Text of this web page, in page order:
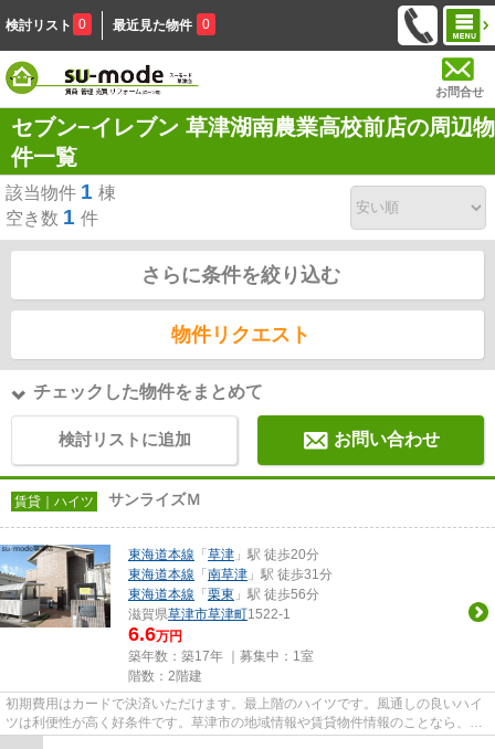
検討リスト 0 最近見た物件 0
お問合せ
セブン−イレブン 草津湖南農業高校前店の周辺物
件一覧
該当物件 1 棟
空き数 1 件
さらに条件を絞り込む
物件リクエスト
チェックした物件をまとめて
検討リストに追加 お問い合わせ
賃貸｜ハイツ サンライズＭ
東海道本線 「 草津 」駅 徒歩20分
東海道本線 「 南草津 」駅 徒歩31分
東海道本線 「 栗東 」駅 徒歩56分
滋賀県草津市草津町1522-1
6.6万円
築年数：築17年 ｜募集中： 1室
階数：2階建
初期費用はカードで決済いただけます。最上階のハイツです。風通しの良いハイ
ツは利便性が高く好条件です。草津市の地域情報や賃貸物件情報のことなら、当